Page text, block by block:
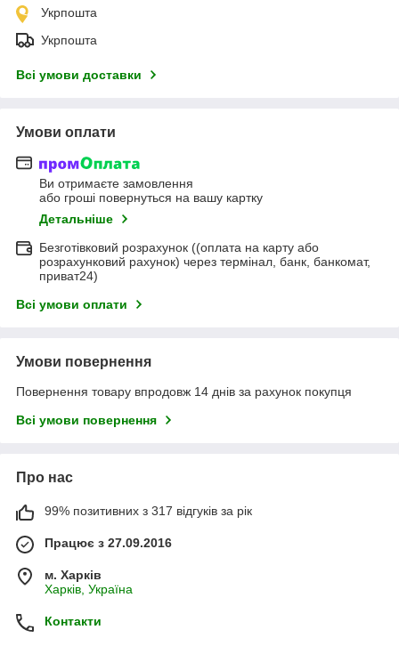
Укрпошта
Укрпошта
Всі умови доставки
Умови оплати
Ви отримаєте замовлення
або гроші повернуться на вашу картку
Детальніше
Безготівковий розрахунок ((оплата на карту або
розрахунковий рахунок) через термінал, банк, банкомат,
приват24)
Всі умови оплати
Умови повернення
Повернення товару впродовж 14 днів за рахунок покупця
Всі умови повернення
Про нас
99% позитивних з 317 відгуків за рік
Працює з 27.09.2016
м. Харків
Харків, Україна
Контакти